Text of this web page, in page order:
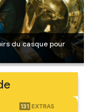
du casque pour
131 EXTRAS